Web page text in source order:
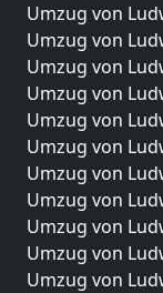
Umzug von
Umzug von
Umzug von
Umzug von
Umzug von
Umzug von
Umzug von
Umzug von
Umzug von
Umzug von
Umzug von